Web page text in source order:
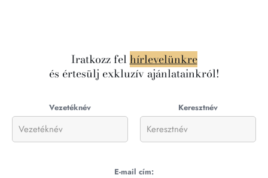
Iratkozz felhírlevelünkre
és értesülj exkluzív ajánlatainkról!
Vezetéknév Keresztnév
E-mail cím: